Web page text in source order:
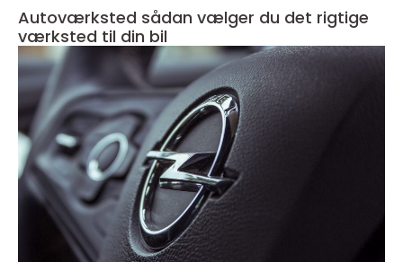
Autoværksted sådan vælger du det rigtige
værksted til din bil